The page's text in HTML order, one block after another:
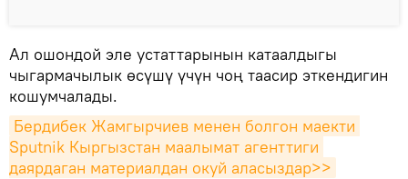
Ал ошондой эле устаттарынын катаалдыгы
чыгармачылык өсүшү үчүн чоң таасир эткендигин
кошумчалады.
Бердибек Жамгырчиев менен болгон маекти
Sputnik Кыргызстан маалымат агенттиги
даярдаган материалдан окуй аласыздар>>